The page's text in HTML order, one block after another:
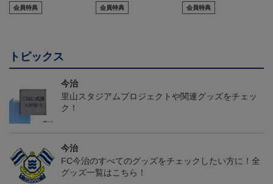
会員特典 会員特典 会員特典
トピックス
今治
里山スタジアムプロジェクトや関連グッズをチェッ
ク！
今治
FC今治のすべてのグッズをチェックしたい方に！全
グッズ一覧はこちら！